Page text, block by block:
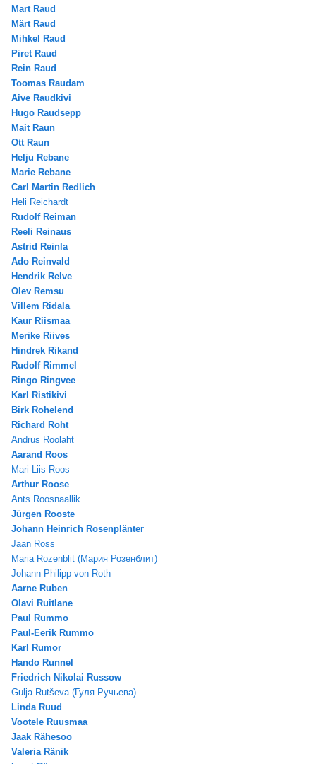
Mart Raud
Märt Raud
Mihkel Raud
Piret Raud
Rein Raud
Toomas Raudam
Aive Raudkivi
Hugo Raudsepp
Mait Raun
Ott Raun
Helju Rebane
Marie Rebane
Carl Martin Redlich
Heli Reichardt
Rudolf Reiman
Reeli Reinaus
Astrid Reinla
Ado Reinvald
Hendrik Relve
Olev Remsu
Villem Ridala
Kaur Riismaa
Merike Riives
Hindrek Rikand
Rudolf Rimmel
Ringo Ringvee
Karl Ristikivi
Birk Rohelend
Richard Roht
Andrus Roolaht
Aarand Roos
Mari-Liis Roos
Arthur Roose
Ants Roosnaallik
Jürgen Rooste
Johann Heinrich Rosenplänter
Jaan Ross
Maria Rozenblit (Мария Розенблит)
Johann Philipp von Roth
Aarne Ruben
Olavi Ruitlane
Paul Rummo
Paul-Eerik Rummo
Karl Rumor
Hando Runnel
Friedrich Nikolai Russow
Gulja Rutševa (Гуля Ручьева)
Linda Ruud
Vootele Ruusmaa
Jaak Rähesoo
Valeria Ränik